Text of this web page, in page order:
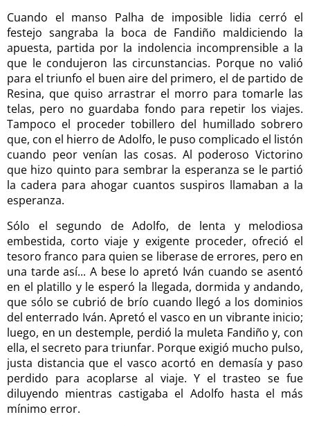
Cuando el manso Palha de imposible lidia cerró el
festejo sangraba la boca de Fandiño maldiciendo la
apuesta, partida por la indolencia incomprensible a la
que le condujeron las circunstancias. Porque no valió
para el triunfo el buen aire del primero, el de partido de
Resina, que quiso arrastrar el morro para tomarle las
telas, pero no guardaba fondo para repetir los viajes.
Tampoco el proceder tobillero del humillado sobrero
que, con el hierro de Adolfo, le puso complicado el listón
cuando peor venían las cosas. Al poderoso Victorino
que hizo quinto para sembrar la esperanza se le partió
la cadera para ahogar cuantos suspiros llamaban a la
esperanza.
Sólo el segundo de Adolfo, de lenta y melodiosa
embestida, corto viaje y exigente proceder, ofreció el
tesoro franco para quien se liberase de errores, pero en
una tarde así... A bese lo apretó Iván cuando se asentó
en el platillo y le esperó la llegada, dormida y andando,
que sólo se cubrió de brío cuando llegó a los dominios
del enterrado Iván. Apretó el vasco en un vibrante inicio;
luego, en un destemple, perdió la muleta Fandiño y, con
ella, el secreto para triunfar. Porque exigió mucho pulso,
justa distancia que el vasco acortó en demasía y paso
perdido para acoplarse al viaje. Y el trasteo se fue
diluyendo mientras castigaba el Adolfo hasta el más
mínimo error.